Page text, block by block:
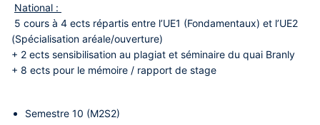
National :
5 cours à 4 ects répartis entre l’UE1 (Fondamentaux) et l’UE2
(Spécialisation aréale/ouverture)
+ 2 ects sensibilisation au plagiat et séminaire du quai Branly
+ 8 ects pour le mémoire / rapport de stage
Semestre 10 (M2S2)